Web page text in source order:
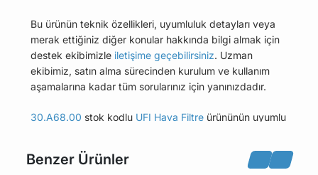
Bu ürünün teknik özellikleri, uyumluluk detayları veya
merak ettiğiniz diğer konular hakkında bilgi almak için
destek ekibimizle iletişime geçebilirsiniz. Uzman
ekibimiz, satın alma sürecinden kurulum ve kullanım
aşamalarına kadar tüm sorularınız için yanınızdadır.
30.A68.00 stok kodlu UFI Hava Filtre ürününün uyumlu
bulabilirsiniz.
Benzer Ürünler